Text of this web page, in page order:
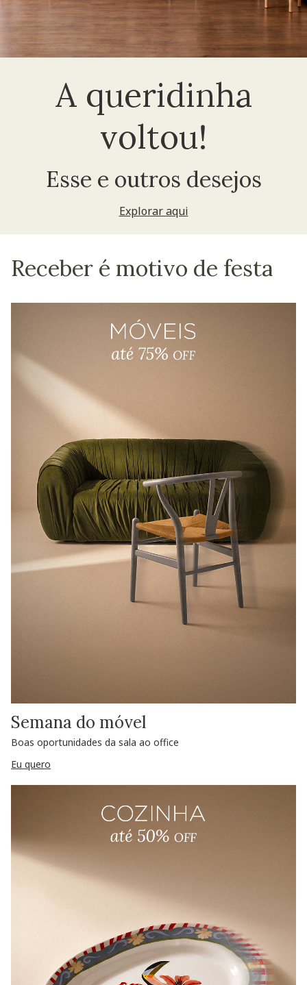
A queridinha
voltou!
Esse e outros desejos
Explorar aqui
Receber é motivo de festa
Semana do móvel
Boas oportunidades da sala ao office
Eu quero